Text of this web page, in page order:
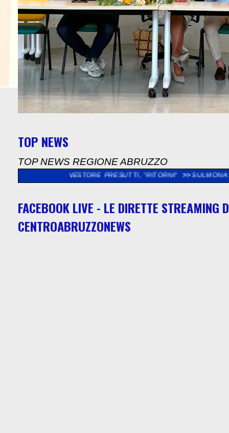
TOP NEWS
TOP NEWS REGIONE ABRUZZO
NESTORE PRESUTTI, "RITORNI" >> SULMONA:
FACEBOOK LIVE - LE DIRETTE STREAMING
CENTROABRUZZONEWS